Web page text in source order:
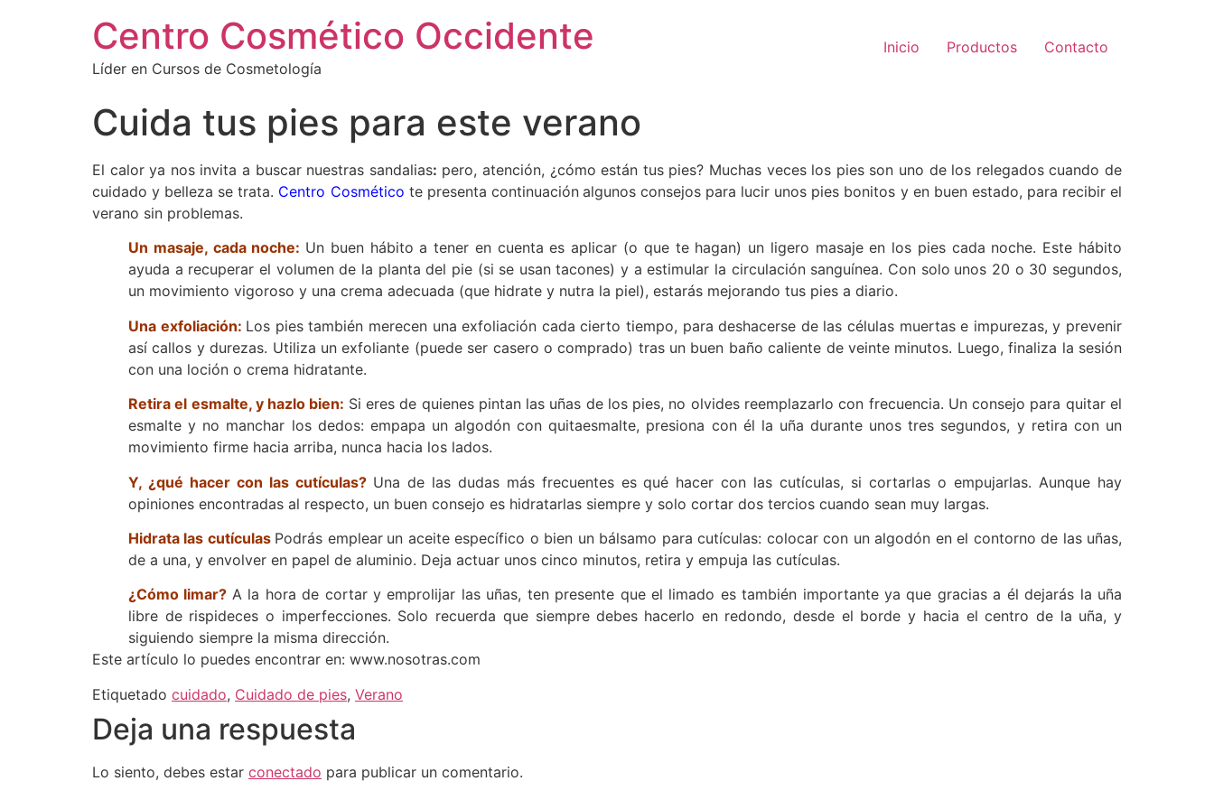
Centro Cosmético Occidente
Líder en Cursos de Cosmetología
Inicio Productos Contacto
Cuida tus pies para este verano
El calor ya nos invita a buscar nuestras sandalias: pero, atención, ¿cómo están tus pies? Muchas veces los pies son uno de los relegados cuando de
cuidado y belleza se trata. Centro Cosmético te presenta continuación algunos consejos para lucir unos pies bonitos y en buen estado, para recibir el
verano sin problemas.
Un masaje, cada noche: Un buen hábito a tener en cuenta es aplicar (o que te hagan) un ligero masaje en los pies cada noche. Este hábito
ayuda a recuperar el volumen de la planta del pie (si se usan tacones) y a estimular la circulación sanguínea. Con solo unos 20 o 30 segundos,
un movimiento vigoroso y una crema adecuada (que hidrate y nutra la piel), estarás mejorando tus pies a diario.
Una exfoliación: Los pies también merecen una exfoliación cada cierto tiempo, para deshacerse de las células muertas e impurezas, y prevenir
así callos y durezas. Utiliza un exfoliante (puede ser casero o comprado) tras un buen baño caliente de veinte minutos. Luego, finaliza la sesión
con una loción o crema hidratante.
Retira el esmalte, y hazlo bien: Si eres de quienes pintan las uñas de los pies, no olvides reemplazarlo con frecuencia. Un consejo para quitar el
esmalte y no manchar los dedos: empapa un algodón con quitaesmalte, presiona con él la uña durante unos tres segundos, y retira con un
movimiento firme hacia arriba, nunca hacia los lados.
Y, ¿qué hacer con las cutículas? Una de las dudas más frecuentes es qué hacer con las cutículas, si cortarlas o empujarlas. Aunque hay
opiniones encontradas al respecto, un buen consejo es hidratarlas siempre y solo cortar dos tercios cuando sean muy largas.
Hidrata las cutículas Podrás emplear un aceite específico o bien un bálsamo para cutículas: colocar con un algodón en el contorno de las uñas,
de a una, y envolver en papel de aluminio. Deja actuar unos cinco minutos, retira y empuja las cutículas.
¿Cómo limar? A la hora de cortar y emprolijar las uñas, ten presente que el limado es también importante ya que gracias a él dejarás la uña
libre de rispideces o imperfecciones. Solo recuerda que siempre debes hacerlo en redondo, desde el borde y hacia el centro de la uña, y
siguiendo siempre la misma dirección.
Este artículo lo puedes encontrar en: www.nosotras.com
Etiquetado cuidado, Cuidado de pies, Verano
Deja una respuesta
Lo siento, debes estar conectado para publicar un comentario.